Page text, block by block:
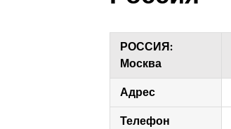
РОССИЯ:
Москва
Адрес
Телефон